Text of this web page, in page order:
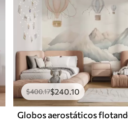
$400.17$240.10